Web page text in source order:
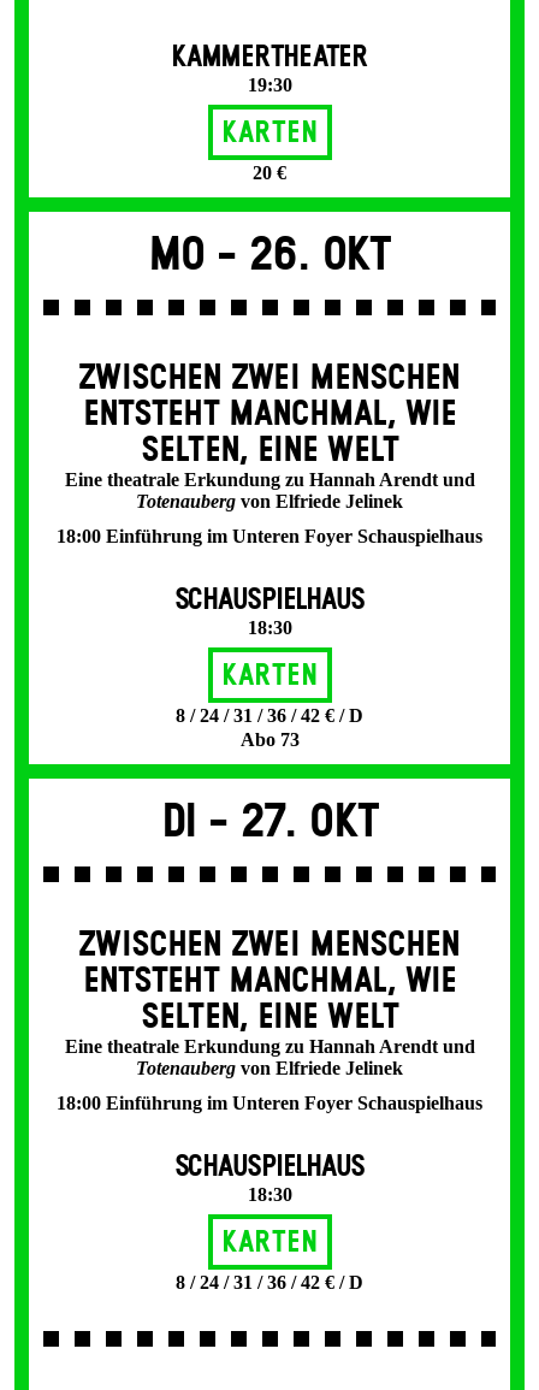
KAMMERTHEATER
19:30
Karten
20 €
Mo - 26. Okt
ZWISCHEN ZWEI MENSCHEN
ENT­STEHT MANCH­MAL, WIE
SELTEN, EINE WELT
Eine theatrale Erkundung zu Hannah Arendt und
Totenauberg von Elfriede Jelinek
18:00 Einführung im Unteren Foyer Schauspielhaus
SCHAUSPIELHAUS
18:30
Karten
8 / 24 / 31 / 36 / 42 € / D
Abo 73
Di - 27. Okt
ZWISCHEN ZWEI MENSCHEN
ENT­STEHT MANCH­MAL, WIE
SELTEN, EINE WELT
Eine theatrale Erkundung zu Hannah Arendt und
Totenauberg von Elfriede Jelinek
18:00 Einführung im Unteren Foyer Schauspielhaus
SCHAUSPIELHAUS
18:30
Karten
8 / 24 / 31 / 36 / 42 € / D